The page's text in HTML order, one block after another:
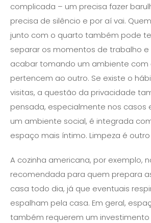
complicada – um precisa fazer
precisa de silêncio e por aí vai.
junto com o quarto também pode
separar os momentos de trabalho e
acabar tomando um ambiente com
pertencem ao outro. Se existe o
visitas, a questão da privacidade
pensada, especialmente nos casos
um ambiente social, é integrada
espaço mais íntimo. Limpeza é
A cozinha americana, por exemplo,
recomendada para quem prepara
casa todo dia, já que eventuais
espalham pela casa. Em geral,
também requerem um